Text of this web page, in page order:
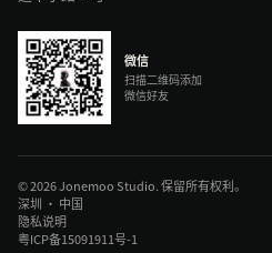
微信
扫描二维码添加
微信好友
© 2026 Jonemoo Studio. 保留所有权利。
深圳 · 中国
隐私说明
粤ICP备15091911号-1